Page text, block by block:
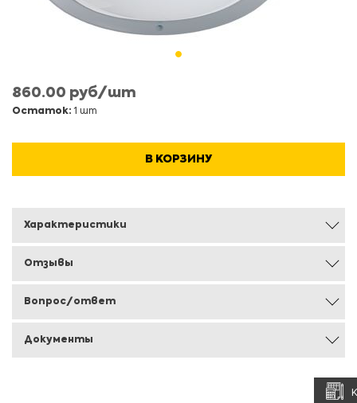
860.00 руб/шт
Остаток: 1 шт
В КОРЗИНУ
Характеристики
Отзывы
Вопрос/ответ
Документы